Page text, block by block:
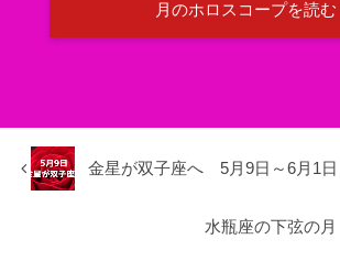
月のホロスコープを読む
金星が双子座へ 5月9日～6月1日
水瓶座の下弦の